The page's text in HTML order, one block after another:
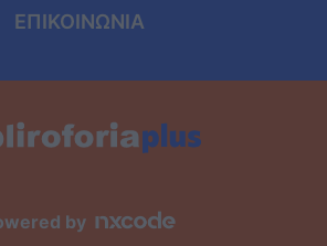
ΕΠΙΚΟΙΝΩΝΙΑ
by